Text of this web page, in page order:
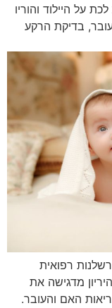
על היילוד והוריו
בדיקת הרקע
רפואית
מדגישה את
האם והעובר.